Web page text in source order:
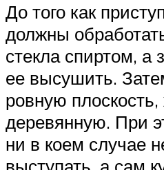
До того как
должны
стекла спиртом, а
ее высушить.
ровную
деревянную. При
ни в коем случае